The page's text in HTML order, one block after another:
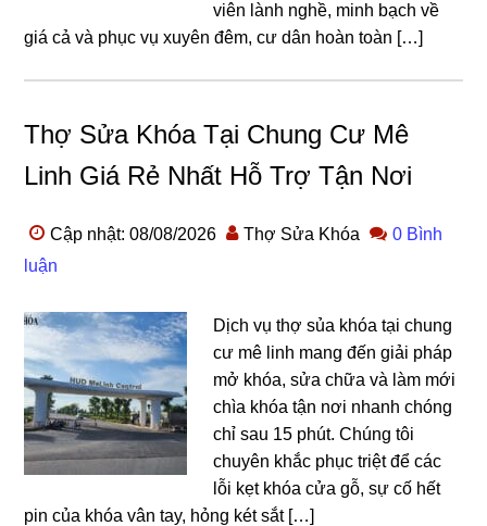
viên lành nghề, minh bạch về
giá cả và phục vụ xuyên đêm, cư dân hoàn toàn […]
Thợ Sửa Khóa Tại Chung Cư Mê
Linh Giá Rẻ Nhất Hỗ Trợ Tận Nơi
Cập nhật: 08/08/2026 Thợ Sửa Khóa
0 Bình
luận
Dịch vụ thợ sủa khóa tại chung
cư mê linh mang đến giải pháp
mở khóa, sửa chữa và làm mới
chìa khóa tận nơi nhanh chóng
chỉ sau 15 phút. Chúng tôi
chuyên khắc phục triệt để các
lỗi kẹt khóa cửa gỗ, sự cố hết
pin của khóa vân tay, hỏng két sắt […]